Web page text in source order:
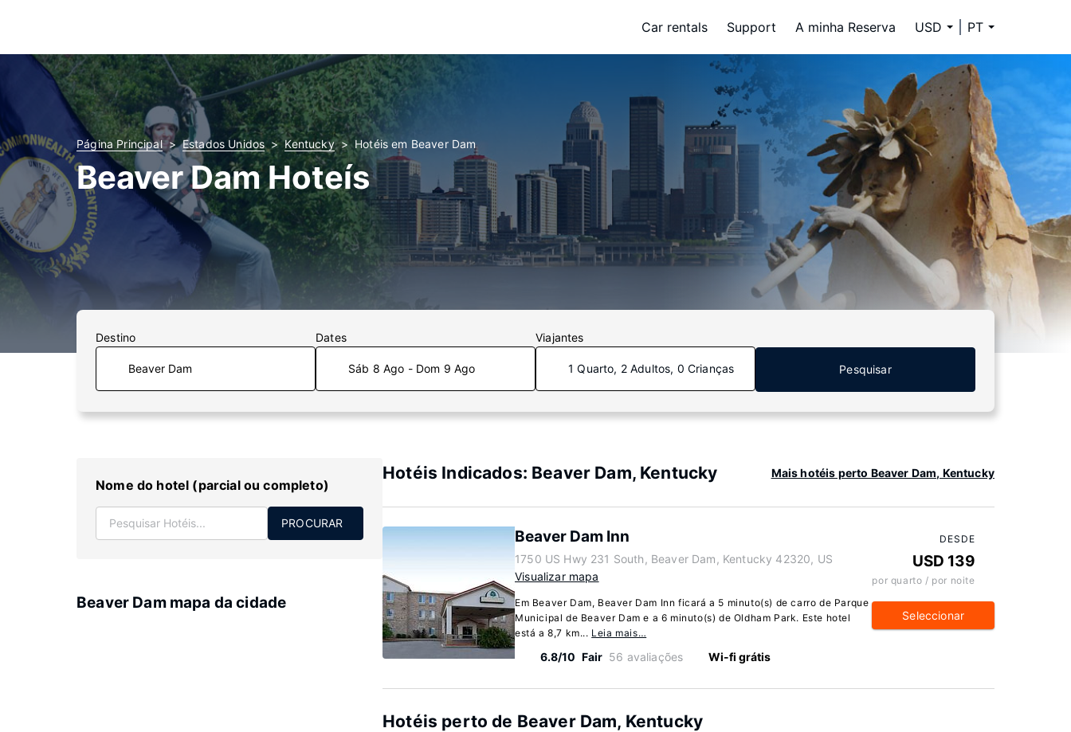
Car rentals Support A minha Reserva USD PT
Página Principal Estados Unidos Kentucky Hotéis em Beaver Dam
Beaver Dam Hoteís
Destino Dates
Sáb 8 Ago - Dom 9 Ago
Viajantes
1 Quarto, 2 Adultos, 0 Crianças Pesquisar
Nome do hotel (parcial ou completo)
PROCURAR
Beaver Dam mapa da cidade
Hotéis Indicados: Beaver Dam, Kentucky Mais hotéis perto Beaver Dam, Kentucky
Beaver Dam Inn
1750 US Hwy 231 South, Beaver Dam, Kentucky 42320, US
Visualizar mapa
Em Beaver Dam, Beaver Dam Inn ficará a 5 minuto(s) de carro de Parque
Municipal de Beaver Dam e a 6 minuto(s) de Oldham Park. Este hotel
está a 8,7 km... Leia mais…
6.8/10 Fair 56 avaliações Wi-fi grátis
DESDE
USD 139
por quarto / por noite
Seleccionar
Hotéis perto de Beaver Dam, Kentucky